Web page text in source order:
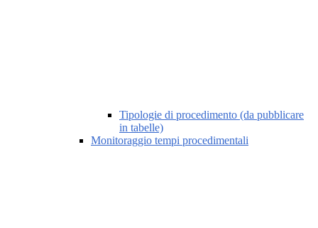
Tipologie di procedimento (da pubblicare
in tabelle)
Monitoraggio tempi procedimentali